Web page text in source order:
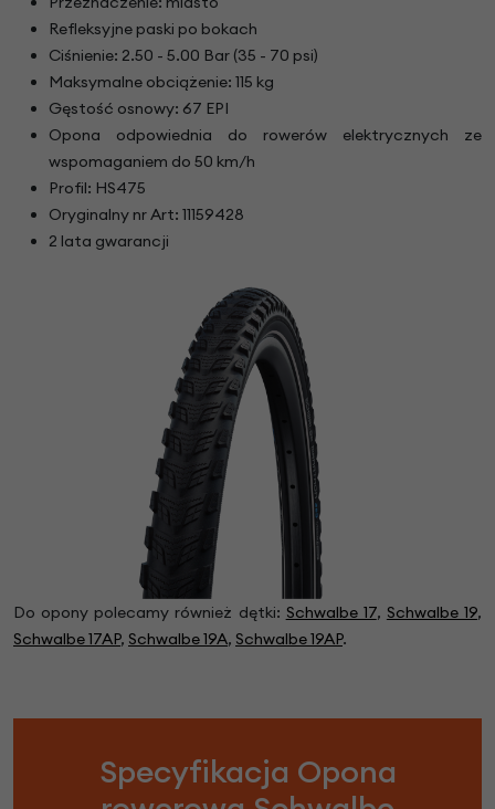
Refleksyjne paski po bokach
Ciśnienie: 2.50 - 5.00 Bar (35 - 70 psi)
Maksymalne obciążenie: 115 kg
Gęstość osnowy: 67 EPI
Opona odpowiednia do rowerów elektrycznych ze
wspomaganiem do 50 km/h
Profil: HS475
Oryginalny nr Art: 11159428
2 lata gwarancji
Do opony polecamy również dętki: Schwalbe 17, Schwalbe 19,
Schwalbe 17AP, Schwalbe 19A, Schwalbe 19AP.
Specyfikacja Opona